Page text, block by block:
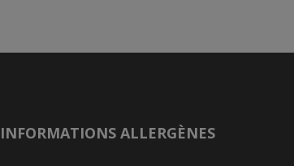
INFORMATIONS ALLERGÈNES